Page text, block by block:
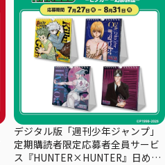
デジタル版「週刊少年ジャンプ」
定期購読者限定応募者全員サービ
ス『HUNTER×HUNTER』日めく